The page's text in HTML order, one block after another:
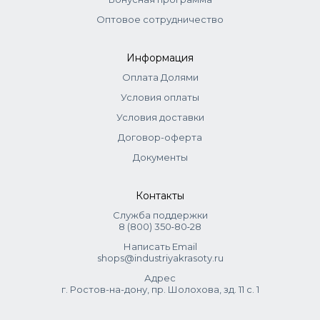
Оптовое сотрудничество
Информация
Оплата Долями
Условия оплаты
Условия доставки
Договор-оферта
Документы
Контакты
Служба поддержки
8 (800) 350‑80‑28
Написать Email
shops@industriyakrasoty.ru
Адрес
г. Ростов-на-дону, пр. Шолохова, зд. 11 с. 1